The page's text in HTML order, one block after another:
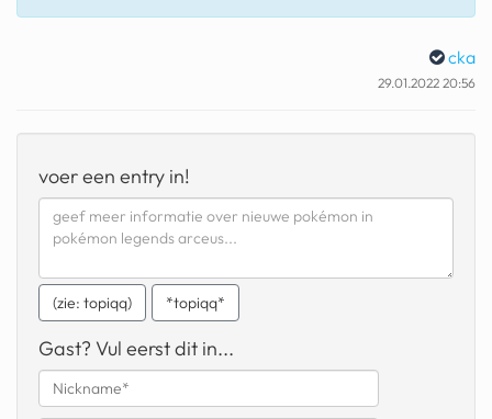
chinese automerken
boring phone
bakelse princess taart
dunkin donuts
ryanair
dpd
cka
29.01.2022 20:56
voer een entry in!
(zie: topiqq) *topiqq*
Gast? Vul eerst dit in...